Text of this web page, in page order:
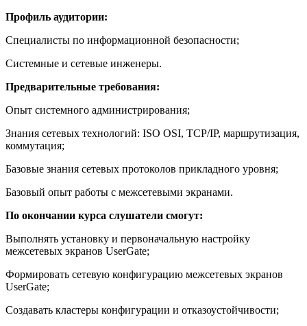
Профиль аудитории:
Специалисты по информационной безопасности;
Системные и сетевые инженеры.
Предварительные требования:
Опыт системного администрирования;
Знания сетевых технологий: ISO OSI, TCP/IP, маршрутизация,
коммутация;
Базовые знания сетевых протоколов прикладного уровня;
Базовый опыт работы с межсетевыми экранами.
По окончании курса слушатели смогут:
Выполнять установку и первоначальную настройку
межсетевых экранов UserGate;
Формировать сетевую конфигурацию межсетевых экранов
UserGate;
Создавать кластеры конфигурации и отказоустойчивости;